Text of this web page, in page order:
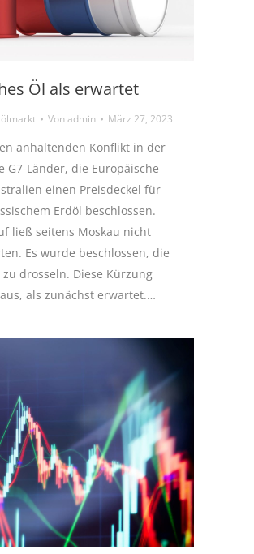
Öl als erwartet
Vonadmin März 27, 2023
anhaltenden Konflikt in der
G7-Länder, die Europäische
einen Preisdeckel für
Erdöl beschlossen.
ließ seitens Moskau nicht
Es wurde beschlossen, die
drosseln. Diese Kürzung
als zunächst erwartet.…